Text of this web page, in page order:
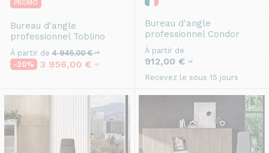
PROMO
Bureau d'angle
professionnel Toblino
À partir de 4 945,00 €HT
-20% 3 956,00 € HT
Bureau d'angle
professionnel Condor
À partir de
912,00 € HT
Recevez le sous 15 jours